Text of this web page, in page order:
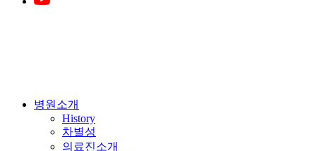
Close
병원소개
History
차별성
의료진소개